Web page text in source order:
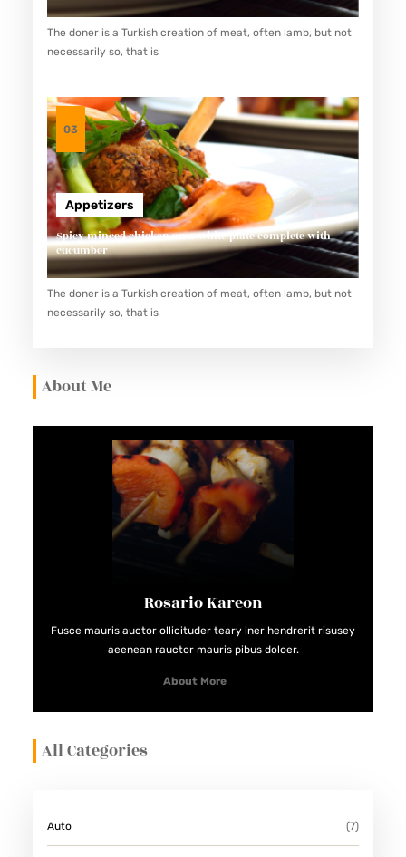
The doner is a Turkish creation of meat, often lamb, but not
necessarily so, that is
03
Appetizers
Spicy minced chicken on a white plate complete with
cucumber
The doner is a Turkish creation of meat, often lamb, but not
necessarily so, that is
About Me
Rosario Kareon
Fusce mauris auctor ollicituder teary iner hendrerit risusey
aeenean rauctor mauris pibus doloer.
About More
All Categories
Auto (7)